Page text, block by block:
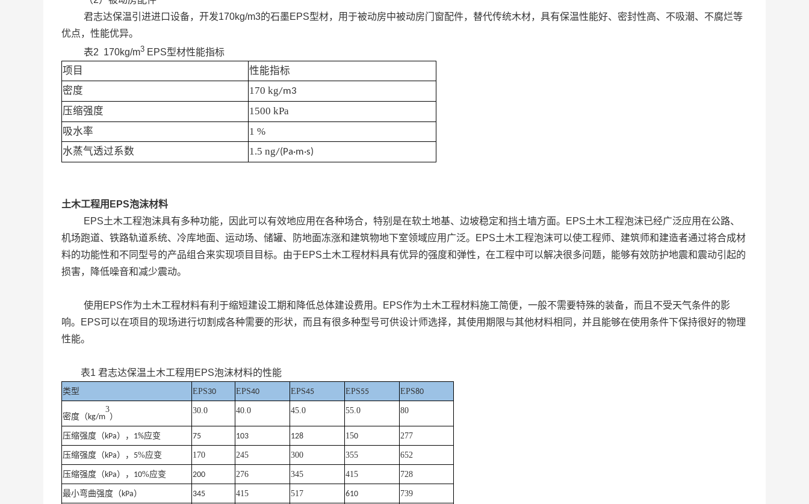
君志达保温引进进口设备，开发170kg/m3的石墨EPS型材，用于被动房中被动房门窗配件，替代传统木材，具有保温性能好、密封性高、不吸潮、不腐烂等
优点，性能优异。
表2 170kg/m3 EPS型材性能指标
项目
性能指标
密度
170 kg/m3
压缩强度 1500 kPa
吸水率
1 %
水蒸气透过系数
1.5 ng/(Pa·m·s)
土木工程用 EPS泡沫材料
EPS土木工程泡沫具有多种功能，因此可以有效地应用在各种场合，特别是在软土地基、边坡稳定和挡土墙方面。EPS土木工程泡沫已经广泛应用在公路、
机场跑道、铁路轨道系统、冷库地面、运动场、储罐、防地面冻涨和建筑物地下室领域应用广泛。EPS土木工程泡沫可以使工程师、建筑师和建造者通过将合成材
料的功能性和不同型号的产品组合来实现项目目标。由于EPS土木工程材料具有优异的强度和弹性，在工程中可以解决很多问题，能够有效防护地震和震动引起的
损害，降低噪音和减少震动。
使用EPS作为土木工程材料有利于缩短建设工期和降低总体建设费用。EPS作为土木工程材料施工简便，一般不需要特殊的装备，而且不受天气条件的影
响。EPS可以在项目的现场进行切割成各种需要的形状，而且有很多种型号可供设计师选择，其使用期限与其他材料相同，并且能够在使用条件下保持很好的物理
性能。
表1 君志达保温土木工程用EPS泡沫材料的性能
类型 EPS30 EPS40 EPS45 EPS55 EPS80
密度 （kg/m
3
）
30.0 40.0 45.0 55.0 80
压缩强度 （kPa）， 1%应变 75 103 128 150 277
压缩强度 （kPa）， 5%应变 170 245 300 355 652
压缩强度 （kPa）， 10%应变 200 276 345 415 728
最小弯曲强度 （kPa） 345 415 517 610 739